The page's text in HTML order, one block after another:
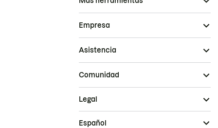
Empresa
Asistencia
Comunidad
Legal
Español